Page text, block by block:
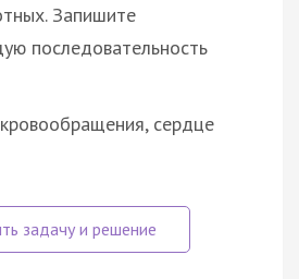
Запишите
последовательность
сердце